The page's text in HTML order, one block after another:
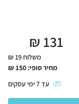
131
₪
משלוח 19 ₪
מחיר סופי: 150
₪
עד7ימי עסקים